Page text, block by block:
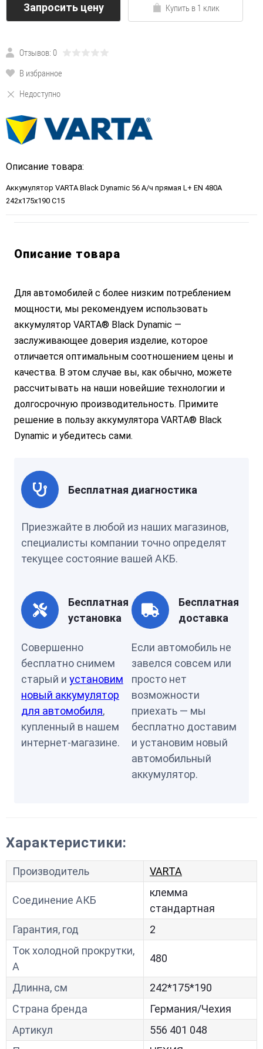
Запросить цену Купить в 1 клик
Отзывов: 0
В избранное
Недоступно
Описание товара:
Аккумулятор VARTA Black Dynamic 56 А/ч прямая L+ EN 480A
242x175x190 C15
Описание товара
Для автомобилей с более низким потреблением
мощности, мы рекомендуем использовать
аккумулятор VARTA® Black Dynamic —
заслуживающее доверия изделие, которое
отличается оптимальным соотношением цены и
качества. В этом случае вы, как обычно, можете
рассчитывать на наши новейшие технологии и
долгосрочную производительность. Примите
решение в пользу аккумулятора VARTA® Black
Dynamic и убедитесь сами.
Бесплатная диагностика
Приезжайте в любой из наших магазинов,
специалисты компании точно определят
текущее состояние вашей АКБ.
Бесплатная
установка
Совершенно
бесплатно снимем
старый и установим
новый аккумулятор
для автомобиля,
купленный в нашем
интернет-магазине.
Бесплатная
доставка
Если автомобиль не
завелся совсем или
просто нет
возможности
приехать — мы
бесплатно доставим
и установим новый
автомобильный
аккумулятор.
Характеристики:
Производитель VARTA
Соединение АКБ
клемма
стандартная
Гарантия, год
2
Ток холодной прокрутки,
A
480
Длинна, см
242*175*190
Страна бренда
Германия/Чехия
Артикул
556 401 048